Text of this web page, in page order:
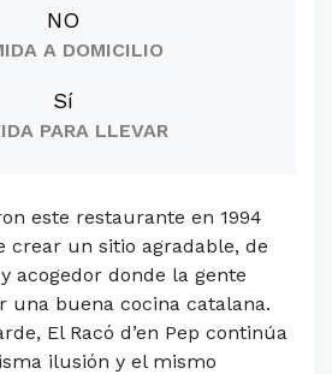
NO
A DOMICILIO
Sí
PARA LLEVAR
este restaurante en 1994
crear un sitio agradable, de
acogedor donde la gente
una buena cocina catalana.
El Racó d’en Pep continúa
ilusión y el mismo